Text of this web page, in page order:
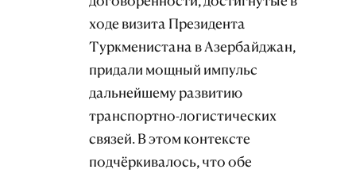
ходе визита Президента
Туркменистана в Азербайджан,
придали мощный импульс
дальнейшему развитию
транспортно-логистических
связей. В этом контексте
подчёркивалось, что обе